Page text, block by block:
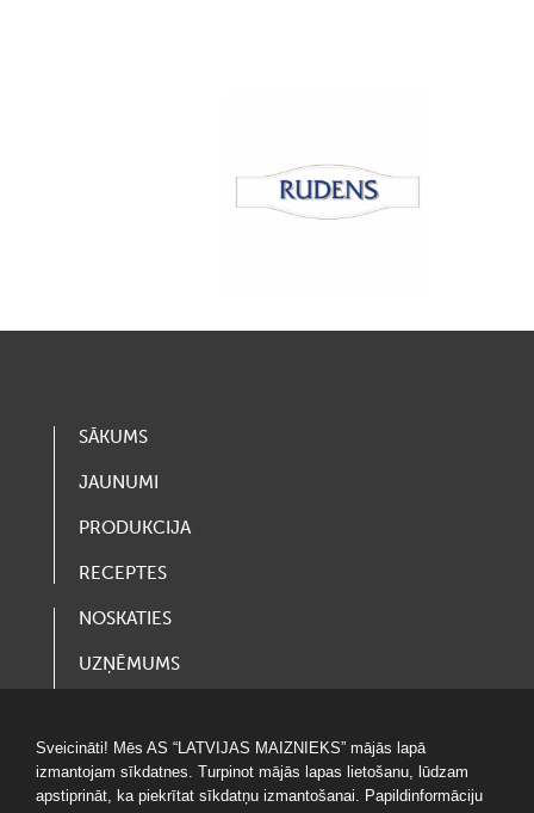
SĀKUMS
JAUNUMI
PRODUKCIJA
RECEPTES
NOSKATIES
UZŅĒMUMS
LOTERIJAS
Sveicināti! Mēs AS “LATVIJAS MAIZNIEKS” mājās lapā
izmantojam sīkdatnes. Turpinot mājās lapas lietošanu, lūdzam
apstiprināt, ka piekrītat sīkdatņu izmantošanai. Papildinformāciju